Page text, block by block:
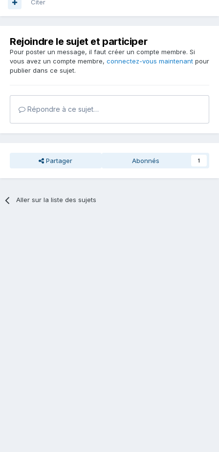
Citer
Rejoindre le sujet et participer
Pour poster un message, il faut créer un compte membre. Si
vous avez un compte membre, connectez-vous maintenant pour
publier dans ce sujet.
Répondre à ce sujet…
Partager Abonnés 1
Aller sur la liste des sujets